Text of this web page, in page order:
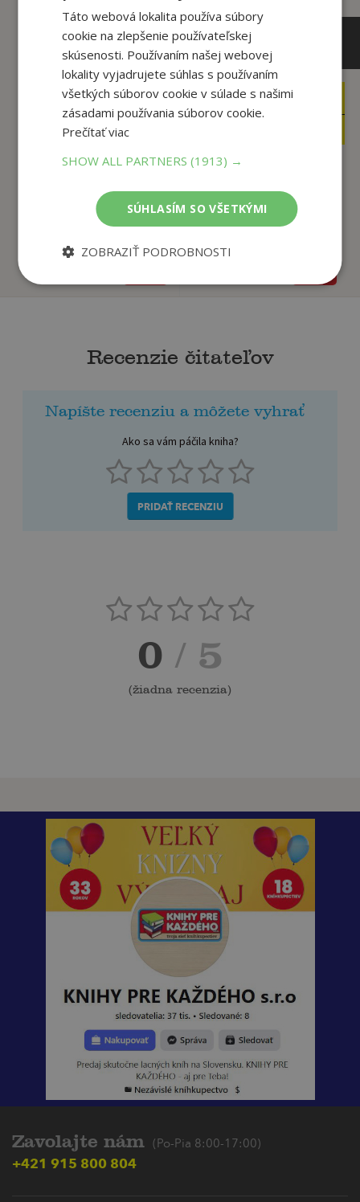
9,99€
Hráme sa na školu
Ljuba Štíplová,
Na sklade
Predškolák - Od
škôlky po školu (5-7
...
Recenzie čitateľov
Napíšte recenziu a môžete vyhrať
Ako sa vám páčila kniha?
PRIDAŤ RECENZIU
0 / 5
(žiadna recenzia)
Zavolajte nám (Po-Pia 8:00-17:00)
+421 915 800 804
Táto webová lokalita používa súbory
cookie na zlepšenie používateľskej
skúsenosti. Používaním našej webovej
lokality vyjadrujete súhlas s používaním
všetkých súborov cookie v súlade s našimi
zásadami používania súborov cookie.
Prečítať viac
SHOW ALL PARTNERS(1913) →
SÚHLASÍM SO VŠETKÝMI
ZOBRAZIŤ PODROBNOSTI